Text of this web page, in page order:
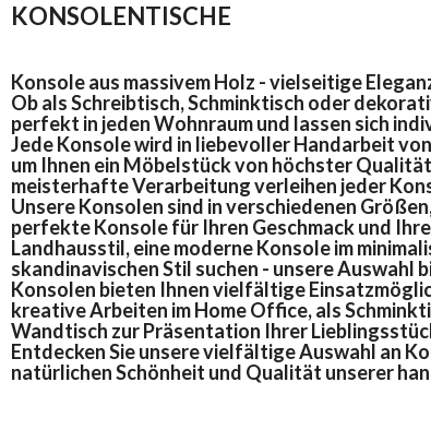
KONSOLENTISCHE
Konsole aus massivem Holz - vielseitige
Ob als Schreibtisch, Schminktisch oder
perfekt in jeden Wohnraum und lassen sich
Jede Konsole wird in liebevoller Handarbeit
um Ihnen ein Möbelstück von höchster
meisterhafte Verarbeitung verleihen jeder
Unsere Konsolen sind in verschiedenen
perfekte Konsole für Ihren Geschmack und
Landhausstil, eine moderne Konsole im
skandinavischen Stil suchen - unsere Auswahl
Konsolen bieten Ihnen vielfältige
kreative Arbeiten im Home Office, als
Wandtisch zur Präsentation Ihrer
Entdecken Sie unsere vielfältige Auswahl an
natürlichen Schönheit und Qualität unserer